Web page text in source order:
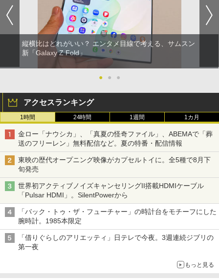
縦横比はどれがいい？ エンタメ目線で考える、サムスン
新「Galaxy Z Fold」
● ● ●
アクセスランキング
1時間 24時間 1週間 1カ月
金ロー「ナウシカ」、「真夏の怪奇ファイル」、ABEMAで「葬
送のフリーレン」無料配信など。夏の特番・配信情報
東映の歴代オープニング映像がカプセルトイに。全5種で8月下
旬発売
世界初アクティブノイズキャンセリングII搭載HDMIケーブル
「Pulsar HDMI」。SilentPowerから
「バック・トゥ・ザ・フューチャー」の時計台をモチーフにした
腕時計。1985本限定
「借りぐらしのアリエッティ」日テレで今夜。3週連続ジブリの
第一夜
もっと見る